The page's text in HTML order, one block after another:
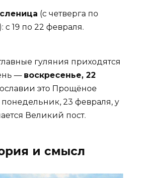
(с четверга по
с 19 по 22 февраля.
гуляния приходятся
— воскресенье, 22
это Прощёное
23 февраля, у
Великий пост.
и смысл